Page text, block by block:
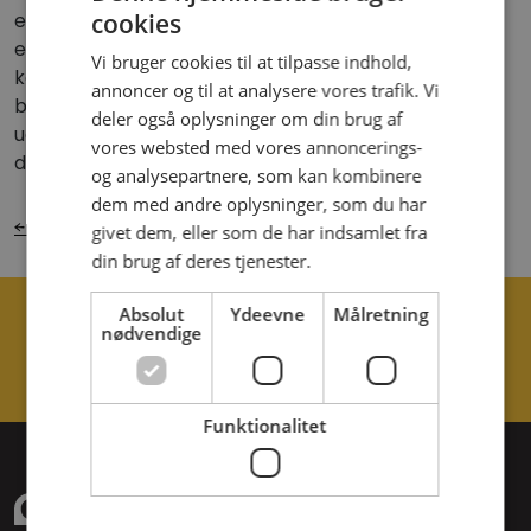
er der mangeannonceringsmuligheder
ekspertise ligger i at identificere den rette
kombination af medier, der effektivt leverer dit
budskab til dinemålgrupper. Vi sørger for at
udarbejde en skræddersyet medieplanbaseret på
denne kombination.
← Tilbage til oversigten
Kontakt os i dag
Send email +45 28 19 33 36
cookies
Vi bruger cookies til at tilpasse indhold,
annoncer og til at analysere vores trafik. Vi
deler også oplysninger om din brug af
vores websted med vores annoncerings-
og analysepartnere, som kan kombinere
dem med andre oplysninger, som du har
givet dem, eller som de har indsamlet fra
din brug af deres tjenester.
Absolut
nødvendige
Ydeevne Målretning
Funktionalitet